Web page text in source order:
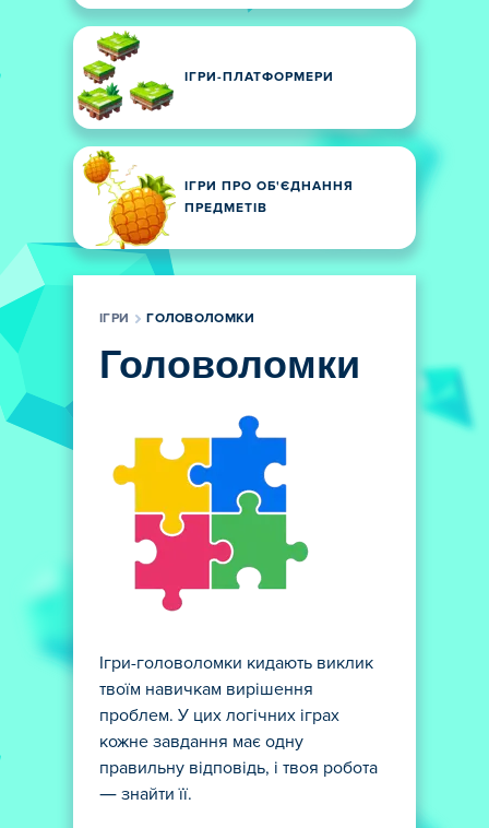
ІГРИ-ПЛАТФОРМЕРИ
ІГРИ ПРО ОБ'ЄДНАННЯ
ПРЕДМЕТІВ
ІГРИ ГОЛОВОЛОМКИ
Головоломки
Ігри-головоломки кидають виклик
твоїм навичкам вирішення
проблем. У цих логічних іграх
кожне завдання має одну
правильну відповідь, і твоя робота
— знайти її.